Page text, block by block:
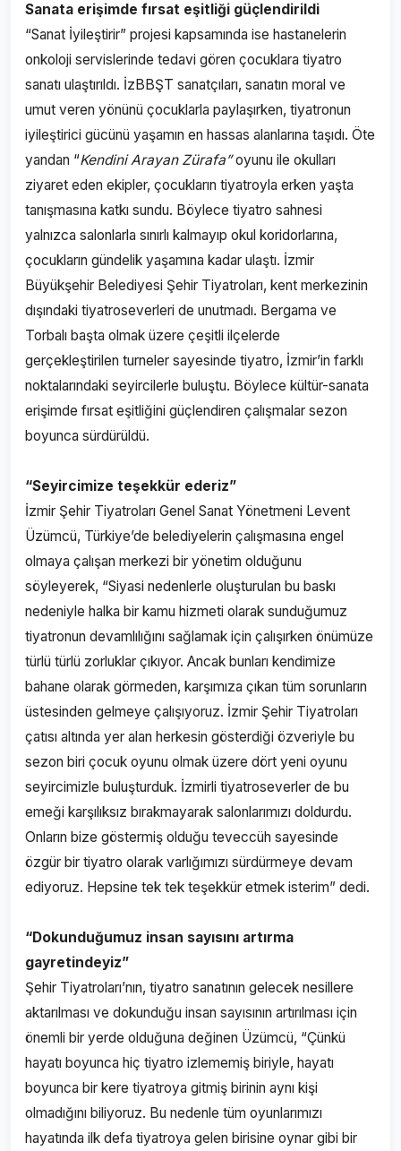
Sanata erişimde fırsat eşitliği güçlendirildi
“Sanat İyileştirir” projesi kapsamında ise hastanelerin
onkoloji servislerinde tedavi gören çocuklara tiyatro
sanatı ulaştırıldı. İzBBŞT sanatçıları, sanatın moral ve
umut veren yönünü çocuklarla paylaşırken, tiyatronun
iyileştirici gücünü yaşamın en hassas alanlarına taşıdı. Öte
yandan “Kendini Arayan Zürafa”oyunu ile okulları
ziyaret eden ekipler, çocukların tiyatroyla erken yaşta
tanışmasına katkı sundu. Böylece tiyatro sahnesi
yalnızca salonlarla sınırlı kalmayıp okul koridorlarına,
çocukların gündelik yaşamına kadar ulaştı. İzmir
Büyükşehir Belediyesi Şehir Tiyatroları, kent merkezinin
dışındaki tiyatroseverleri de unutmadı. Bergama ve
Torbalı başta olmak üzere çeşitli ilçelerde
gerçekleştirilen turneler sayesinde tiyatro, İzmir’in farklı
noktalarındaki seyircilerle buluştu. Böylece kültür-sanata
erişimde fırsat eşitliğini güçlendiren çalışmalar sezon
boyunca sürdürüldü.
“Seyircimize teşekkür ederiz”
İzmir Şehir Tiyatroları Genel Sanat Yönetmeni Levent
Üzümcü, Türkiye’de belediyelerin çalışmasına engel
olmaya çalışan merkezi bir yönetim olduğunu
söyleyerek, “Siyasi nedenlerle oluşturulan bu baskı
nedeniyle halka bir kamu hizmeti olarak sunduğumuz
tiyatronun devamlılığını sağlamak için çalışırken önümüze
türlü türlü zorluklar çıkıyor. Ancak bunları kendimize
bahane olarak görmeden, karşımıza çıkan tüm sorunların
üstesinden gelmeye çalışıyoruz. İzmir Şehir Tiyatroları
çatısı altında yer alan herkesin gösterdiği özveriyle bu
sezon biri çocuk oyunu olmak üzere dört yeni oyunu
seyircimizle buluşturduk. İzmirli tiyatroseverler de bu
emeği karşılıksız bırakmayarak salonlarımızı doldurdu.
Onların bize göstermiş olduğu teveccüh sayesinde
özgür bir tiyatro olarak varlığımızı sürdürmeye devam
ediyoruz. Hepsine tek tek teşekkür etmek isterim” dedi.
“Dokunduğumuz insan sayısını artırma
gayretindeyiz”
Şehir Tiyatroları’nın, tiyatro sanatının gelecek nesillere
aktarılması ve dokunduğu insan sayısının artırılması için
önemli bir yerde olduğuna değinen Üzümcü, “Çünkü
hayatı boyunca hiç tiyatro izlememiş biriyle, hayatı
boyunca bir kere tiyatroya gitmiş birinin aynı kişi
olmadığını biliyoruz. Bu nedenle tüm oyunlarımızı
hayatında ilk defa tiyatroya gelen birisine oynar gibi bir